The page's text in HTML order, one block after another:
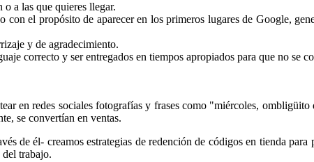
o a las que quieres llegar.
el propósito de aparecer en los primeros lugares de Google,
y de agradecimiento.
correcto y ser entregados en tiempos apropiados para que no se
en redes sociales fotografías y frases como "miércoles, ombligüito
se convertían en ventas.
de él- creamos estrategias de redención de códigos en tienda
del trabajo.